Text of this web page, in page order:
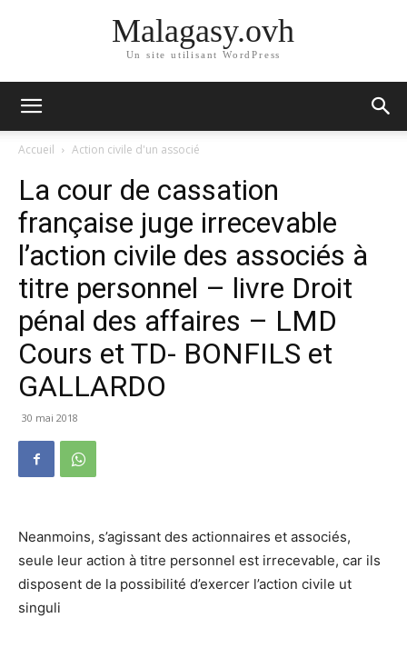
Malagasy.ovh
Un site utilisant WordPress
Accueil Action civile d'un associé
La cour de cassation
française juge irrecevable
l’action civile des associés à
titre personnel – livre Droit
pénal des affaires – LMD
Cours et TD- BONFILS et
GALLARDO
30 mai 2018
Neanmoins, s’agissant des actionnaires et associés,
seule leur action à titre personnel est irrecevable, car ils
disposent de la possibilité d’exercer l’action civile ut
singuli